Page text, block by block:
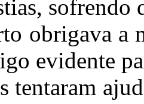
sofrendo
obrigava a
evidente
tentaram